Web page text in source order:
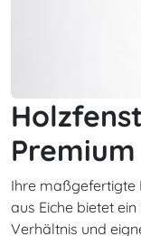
Premium
Ihre maßgefertigte
aus Eiche bietet
Verhältnis und